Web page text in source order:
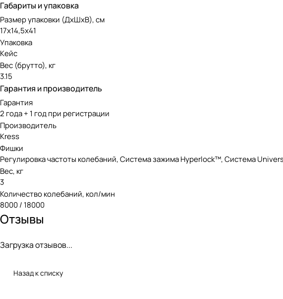
Габариты и упаковка
Размер упаковки (ДxШxВ), см
17x14,5x41
Упаковка
Кейс
Вес (брутто), кг
3.15
Гарантия и производитель
Гарантия
2 года + 1 год при регистрации
Производитель
Kress
Фишки
Регулировка частоты колебаний, Система зажима Hyperlock™, Система
Вес, кг
3
Количество колебаний, кол/мин
8000 / 18000
Отзывы
Загрузка отзывов...
Назад к списку